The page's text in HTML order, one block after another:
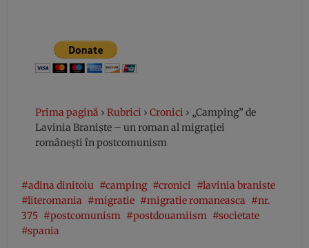
Prima pagină › Rubrici › Cronici › „Camping” de
Lavinia Braniște – un roman al migrației
românești în postcomunism
adina dinitoiu camping cronici
lavinia braniste
literomania
migratie migratie romaneasca
nr.
375
postcomunism postdouamiism
societate
spania